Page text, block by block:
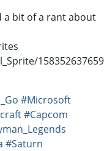
a bit of a rant about
158352637659
#Microsoft
#Capcom
#Saturn